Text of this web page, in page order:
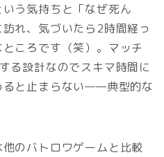
う気持ちと「なぜ死ん
れ、気づいたら2時間経っ
ころです（笑）。マッチ
る設計なのでスキマ時間に
ると止まらない——典型的な
のバトロワゲームと比較